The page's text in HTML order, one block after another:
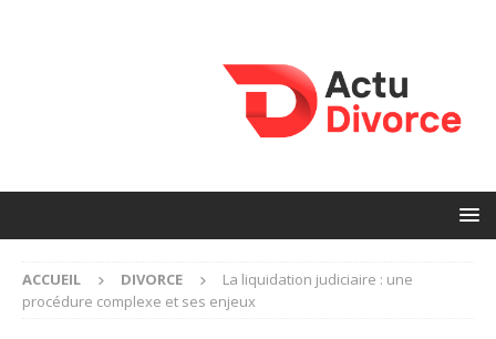
ACCUEIL DIVORCE
La liquidation judiciaire : une
procédure complexe et ses enjeux